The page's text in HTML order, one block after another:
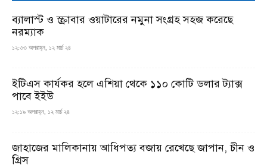
ব্যালাস্ট ও স্ক্রাবার ওয়াটারের নমুনা সংগ্রহ সহজ করেছে
নরম্যাক
১২:৩৩ অপরাহ্ন, ১২ মার্চ ২৪
ইটিএস কার্যকর হলে এশিয়া থেকে ১১০ কোটি ডলার ট্যাক্স
পাবে ইইউ
১২:১৯ অপরাহ্ন, ১২ মার্চ ২৪
জাহাজের মালিকানায় আধিপত্য বজায় রেখেছে জাপান, চীন ও
গ্রিস